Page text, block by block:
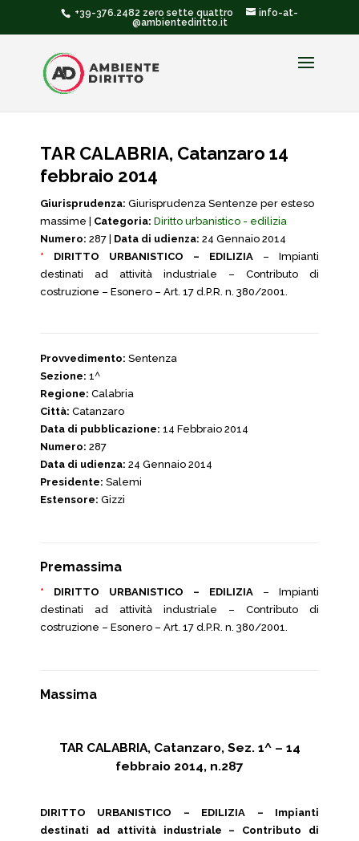
+39-376.2482 zero sette quattro
info-at-
@ambientediritto.it
TAR CALABRIA, Catanzaro 14
febbraio 2014
Giurisprudenza: Giurisprudenza Sentenze per esteso
massime | Categoria: Diritto urbanistico - edilizia
Numero: 287 | Data di udienza: 24 Gennaio 2014
* DIRITTO URBANISTICO – EDILIZIA – Impianti
destinati ad attività industriale – Contributo di
costruzione – Esonero – Art. 17 d.P.R. n. 380/2001.
Provvedimento: Sentenza
Sezione: 1^
Regione: Calabria
Città: Catanzaro
Data di pubblicazione: 14 Febbraio 2014
Numero: 287
Data di udienza: 24 Gennaio 2014
Presidente: Salemi
Estensore: Gizzi
Premassima
* DIRITTO URBANISTICO – EDILIZIA – Impianti
destinati ad attività industriale – Contributo di
costruzione – Esonero – Art. 17 d.P.R. n. 380/2001.
Massima
TAR CALABRIA, Catanzaro, Sez. 1^ – 14
febbraio 2014, n.287
DIRITTO URBANISTICO – EDILIZIA – Impianti
destinati ad attività industriale – Contributo di